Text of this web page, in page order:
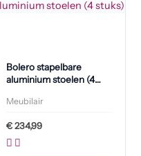
Bolero stapelbare
aluminium stoelen (4
Meubilair
€234,99